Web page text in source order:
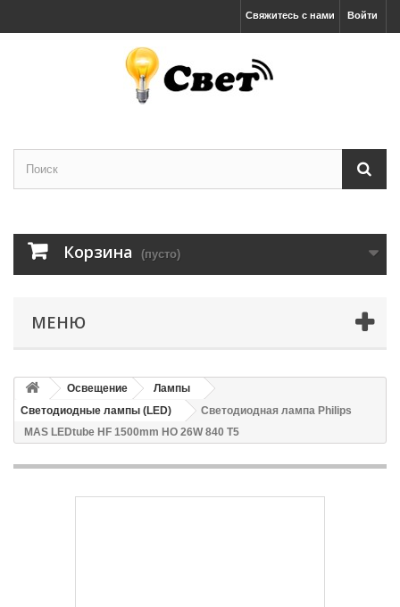
Войти
Свяжитесь с нами
Корзина (пусто)
МЕНЮ
Освещение
Лампы
Светодиодные лампы (LED)
Светодиодная лампа Philips
MAS LEDtube HF 1500mm HO 26W 840 T5